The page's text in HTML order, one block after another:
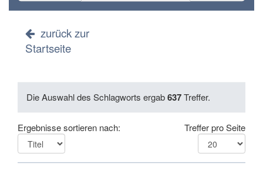
zurück zur
Startseite
Die Auswahl des Schlagworts ergab637Treffer.
Ergebnisse sortieren nach: Treffer pro Seite